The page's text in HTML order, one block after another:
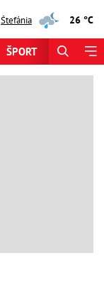
Štefánia 26 °C
ŠPORT